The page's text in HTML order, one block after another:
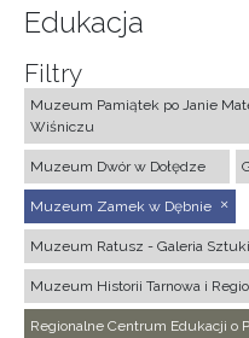
Edukacja
Filtry
Muzeum Pamiątek po Janie
Wiśniczu
Muzeum Dwór w Dołędze
Muzeum Zamek w Dębnie
Muzeum Ratusz - Galeria
Muzeum Historii Tarnowa i
Regionalne Centrum Edukacji o